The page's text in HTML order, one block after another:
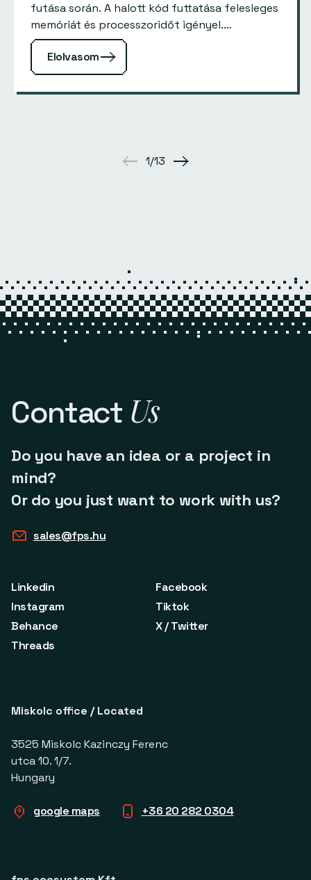
futása során. A halott kód futtatása felesleges
memóriát és processzoridőt igényel.…
Elolvasom
1/13
Contact Us
Do you have an idea or a project in
mind?
Or do you just want to work with us?
sales@fps.hu
Linkedin
Facebook
Instagram
Tiktok
Behance
X / Twitter
Threads
Miskolc office / Located
3525 Miskolc Kazinczy Ferenc
utca 10. 1/7.
Hungary
google maps +36 20 282 0304